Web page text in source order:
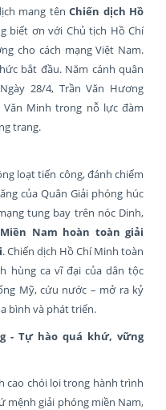
mang tênChiến dịch Hồ
biết ơn với Chủ tịch Hồ Chí
cho cách mạng Việt Nam.
bắt đầu. Năm cánh quân
28/4, Trần Văn Hương
Minh trong nỗ lực đàm
trang.
loạt tiến công, đánh chiếm
của Quân Giải phóng húc
tung bay trên nóc Dinh,
Miền Nam hoàn toàn giải
. Chiến dịch Hồ Chí Minh toàn
hùng ca vĩ đại của dân tộc
Mỹ, cứu nước – mở ra kỷ
bình và phát triển.
- Tự hào quá khứ, vững
cao chói lọi trong hành trình
mệnh giải phóng miền Nam,